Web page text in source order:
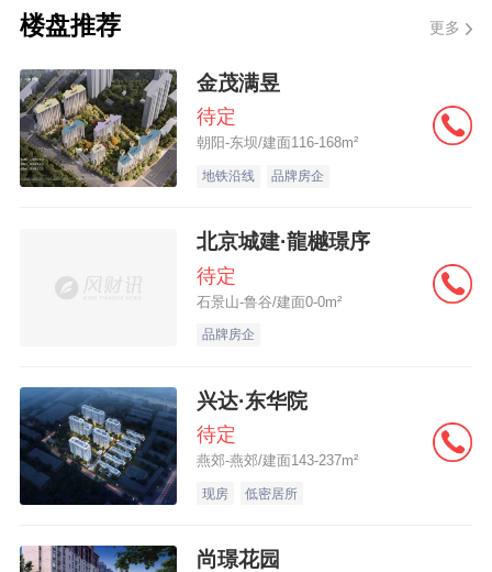
楼盘推荐 更多
金茂满昱
待定
朝阳-东坝/建面116-168m²
地铁沿线 品牌房企
北京城建·龍樾璟序
待定
石景山-鲁谷/建面0-0m²
品牌房企
兴达·东华院
待定
燕郊-燕郊/建面143-237m²
现房 低密居所
尚璟花园